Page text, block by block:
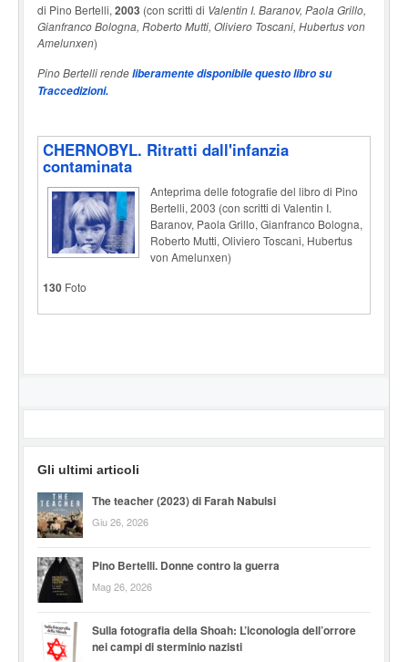
di Pino Bertelli, 2003 (con scritti di Valentin I. Baranov, Paola Grillo,
Gianfranco Bologna, Roberto Mutti, Oliviero Toscani, Hubertus von
Amelunxen)
Pino Bertelli rendeliberamente disponibile questo libro su
Traccedizioni.
CHERNOBYL. Ritratti dall'infanzia
contaminata
Anteprima delle fotografie del libro di Pino
Bertelli, 2003 (con scritti di Valentin I.
Baranov, Paola Grillo, Gianfranco Bologna,
Roberto Mutti, Oliviero Toscani, Hubertus
von Amelunxen)
130 Foto
Gli ultimi articoli
The teacher (2023) di Farah Nabulsi
Giu 26, 2026
Pino Bertelli. Donne contro la guerra
Mag 26, 2026
Sulla fotografia della Shoah: L’iconologia dell’orrore
nei campi di sterminio nazisti